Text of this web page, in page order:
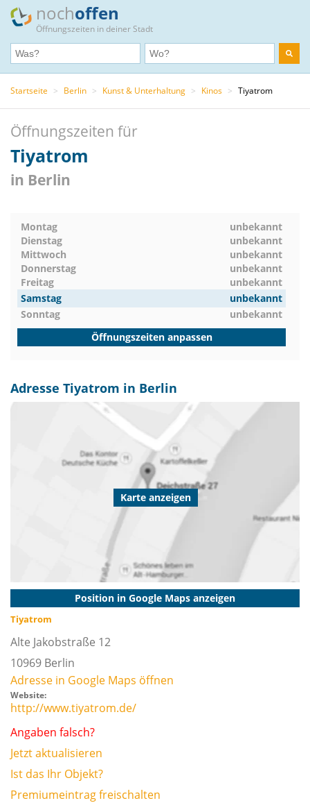
nochoffen
Öffnungszeiten in deiner Stadt
Startseite > Berlin > Kunst & Unterhaltung > Kinos > Tiyatrom
Öffnungszeiten für
Tiyatrom
in Berlin
Montag
unbekannt
Dienstag
unbekannt
Mittwoch
unbekannt
Donnerstag
unbekannt
Freitag
unbekannt
Samstag
unbekannt
Sonntag
unbekannt
Öffnungszeiten anpassen
Adresse Tiyatrom in Berlin
Karte anzeigen
Position in Google Maps anzeigen
Tiyatrom
Alte Jakobstraße 12
10969 Berlin
Adresse in Google Maps öffnen
Website:
http://www.tiyatrom.de/
Angaben falsch?
Jetzt aktualisieren
Ist das Ihr Objekt?
Premiumeintrag freischalten